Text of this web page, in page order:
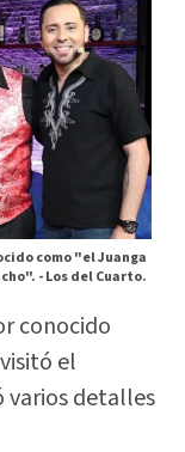
como "el Juanga
-Los del Cuarto.
conocido
el
varios detalles